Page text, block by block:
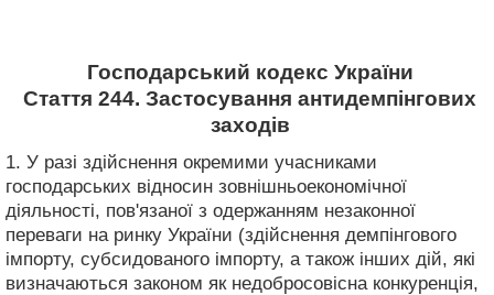
Господарський кодекс України
Стаття 244. Застосування антидемпінгових
заходів
1. У разі здійснення окремими учасниками
господарських відносин зовнішньоекономічної
діяльності, пов'язаної з одержанням незаконної
переваги на ринку України (здійснення демпінгового
імпорту, субсидованого імпорту, а також інших дій, які
визначаються законом як недобросовісна конкуренція,